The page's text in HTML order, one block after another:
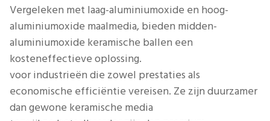
Vergeleken met laag-aluminiumoxide en hoog-
aluminiumoxide maalmedia, bieden midden-
aluminiumoxide keramische ballen een
kosteneffectieve oplossing.
voor industrieën die zowel prestaties als
economische efficiëntie vereisen. Ze zijn duurzamer
dan gewone keramische media